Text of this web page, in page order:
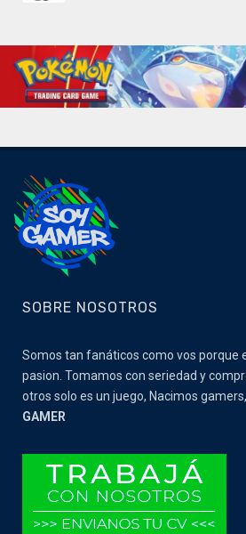
SOBRE NOSOTROS
Somos tan fanáticos como vos porque
pasion. Tomamos con seriedad y
otros solo es un juego, Nacimos
GAMER